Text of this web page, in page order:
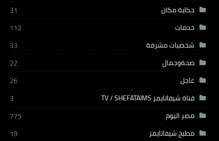
حكاية مكان
31
خدمات
112
شخصيات مشرفة
33
صحةوجمال
22
عاجل
26
قناة شيفاتايمز TV / SHEFATAIMS
3
مصر اليوم
775
مطبخ شيفاتايمز
19